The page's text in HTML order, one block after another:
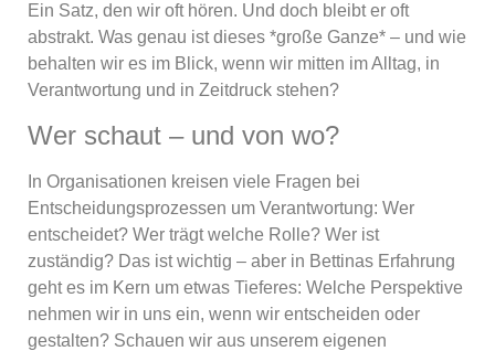
Ein Satz, den wir oft hören. Und doch bleibt er oft
abstrakt. Was genau ist dieses *große Ganze* – und wie
behalten wir es im Blick, wenn wir mitten im Alltag, in
Verantwortung und in Zeitdruck stehen?
Wer schaut – und von wo?
In Organisationen kreisen viele Fragen bei
Entscheidungsprozessen um Verantwortung: Wer
entscheidet? Wer trägt welche Rolle? Wer ist
zuständig? Das ist wichtig – aber in Bettinas Erfahrung
geht es im Kern um etwas Tieferes: Welche Perspektive
nehmen wir in uns ein, wenn wir entscheiden oder
gestalten? Schauen wir aus unserem eigenen